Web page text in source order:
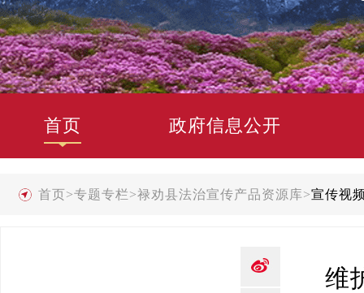
首页 政府信息公开
首页>专题专栏>禄劝县法治宣传产品资源库>宣传视
维